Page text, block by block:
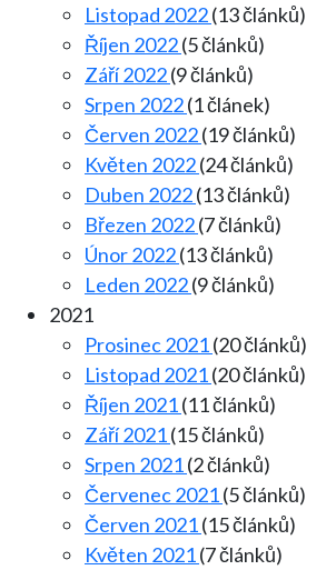
Listopad 2022(13 článků)
Říjen 2022(5 článků)
Září 2022(9 článků)
Srpen 2022(1 článek)
Červen 2022(19 článků)
Květen 2022(24 článků)
Duben 2022(13 článků)
Březen 2022(7 článků)
Únor 2022(13 článků)
Leden 2022(9 článků)
2021
Prosinec 2021(20 článků)
Listopad 2021(20 článků)
Říjen 2021(11 článků)
Září 2021(15 článků)
Srpen 2021(2 článků)
Červenec 2021(5 článků)
Červen 2021(15 článků)
Květen 2021(7 článků)